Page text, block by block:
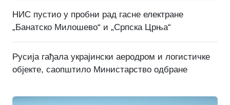
НИС пустио у пробни рад гасне електране
„Банатско Милошево“ и „Српска Црња“
Русија гађала украјински аеродром и логистичке
објекте, саопштило Министарство одбране